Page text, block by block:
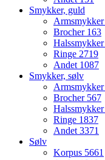
Smykker, guld
Armsmykker
Brocher 163
Halssmykker
Ringe 2719
Andet 1087
Smykker, sølv
Armsmykker
Brocher 567
Halssmykker
Ringe 1837
Andet3371
Sølv
Korpus 5661